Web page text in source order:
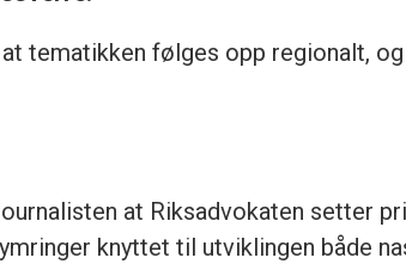
tematikken følges opp regionalt,
at Riksadvokaten setter
knyttet til utviklingen både